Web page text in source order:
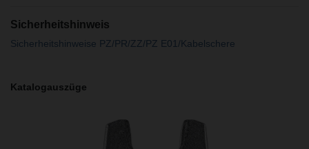
Sicherheitshinweis
Sicherheitshinweise PZ/PR/ZZ/PZ E01/Kabelschere
Katalogauszüge